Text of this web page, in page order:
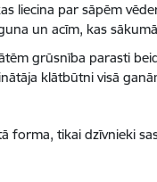
liecina par sāpēm
un acīm, kas
grūsnība parasti
klātbūtni visā
forma, tikai dzīvnieki